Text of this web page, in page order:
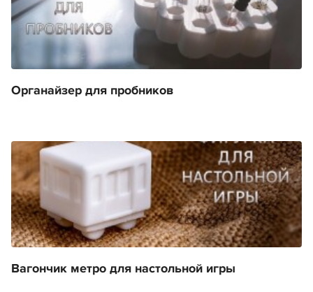
Органайзер для пробников
Вагончик метро для настольной игры